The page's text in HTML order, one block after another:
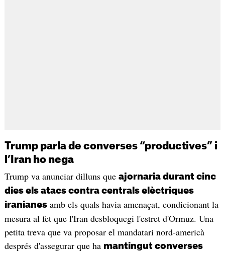
Trump parla de converses “productives” i
l’Iran ho nega
Trump va anunciar dilluns que ajornaria durant cinc
dies els atacs contra centrals elèctriques
iranianesamb els quals havia amenaçat, condicionant la
mesura al fet que l'Iran desbloquegi l'estret d'Ormuz. Una
petita treva que va proposar el mandatari nord-americà
després d'assegurar que ha mantingut converses